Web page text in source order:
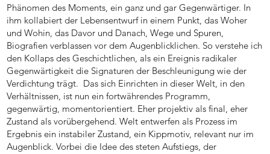
Phänomen des Moments, ein ganz und gar Gegenwärtiger. In
ihm kollabiert der Lebensentwurf in einem Punkt, das Woher
und Wohin, das Davor und Danach, Wege und Spuren,
Biografien verblassen vor dem Augenblicklichen. So verstehe ich
den Kollaps des Geschichtlichen, als ein Ereignis radikaler
Gegenwärtigkeit die Signaturen der Beschleunigung wie der
Verdichtung trägt. Das sich Einrichten in dieser Welt, in den
Verhältnissen, ist nun ein fortwährendes Programm,
gegenwärtig, momentorientiert. Eher projektiv als final, eher
Zustand als vorübergehend. Welt entwerfen als Prozess im
Ergebnis ein instabiler Zustand, ein Kippmotiv, relevant nur im
Augenblick. Vorbei die Idee des steten Aufstiegs, der